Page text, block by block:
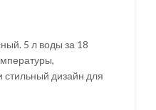
5 л воды за 18
дизайн для